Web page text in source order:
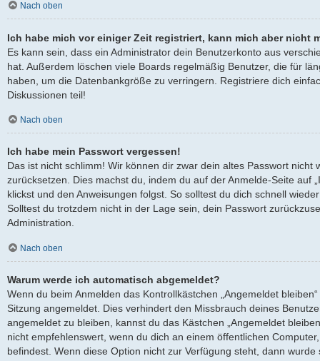
Nach oben
Ich habe mich vor einiger Zeit registriert, kann mich aber nicht
Es kann sein, dass ein Administrator dein Benutzerkonto aus
hat. Außerdem löschen viele Boards regelmäßig Benutzer, die für
haben, um die Datenbankgröße zu verringern. Registriere dich
Diskussionen teil!
Nach oben
Ich habe mein Passwort vergessen!
Das ist nicht schlimm! Wir können dir zwar dein altes Passwort nicht
zurücksetzen. Dies machst du, indem du auf der Anmelde-Seite auf
klickst und den Anweisungen folgst. So solltest du dich schnell
Solltest du trotzdem nicht in der Lage sein, dein Passwort
Administration.
Nach oben
Warum werde ich automatisch abgemeldet?
Wenn du beim Anmelden das Kontrollkästchen „Angemeldet
Sitzung angemeldet. Dies verhindert den Missbrauch deines
angemeldet zu bleiben, kannst du das Kästchen „Angemeldet
nicht empfehlenswert, wenn du dich an einem öffentlichen
befindest. Wenn diese Option nicht zur Verfügung steht, dann